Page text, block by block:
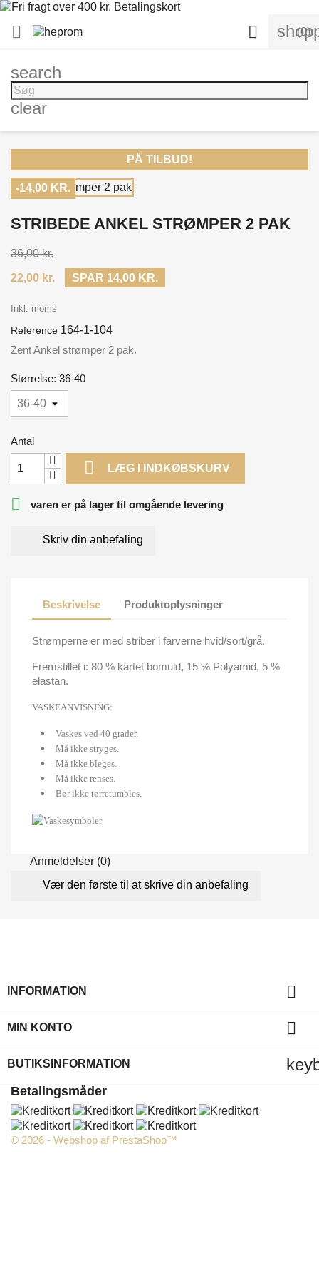
 (0)

search
clear
PÅ TILBUD!
-14,00 KR.
STRIBEDE ANKEL STRØMPER 2 PAK
36,00 kr.
22,00 kr.
SPAR 14,00 KR.
Inkl. moms
Reference 164-1-104
Zent Ankel strømper 2 pak.
Størrelse: 36-40
Antal
 LÆG I INDKØBSKURV
 varen er på lager til omgående levering
Skriv din anbefaling
Beskrivelse Produktoplysninger
Strømperne er med striber i farverne hvid/sort/grå.
Fremstillet i: 80 % kartet bomuld, 15 % Polyamid, 5 %
elastan.
VASKEANVISNING:
Vaskes ved 40 grader.
Må ikke stryges.
Må ikke bleges.
Må ikke renses.
Bør ikke tørretumbles.
Anmeldelser (0)
Vær den første til at skrive din anbefaling
INFORMATION 
MIN KONTO 
BUTIKSINFORMATION
Betalingsmåder
© 2026 - Webshop af PrestaShop™